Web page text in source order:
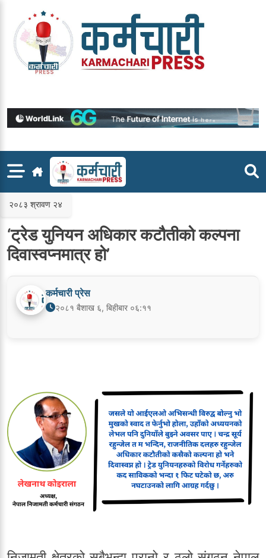
content
२०८३ श्रावण २४
‘ट्रेड युनियन अधिकार कटौतीको कल्पना
दिवास्वप्नमात्र हो’
कर्मचारी प्रेस
२०८१ बैशाख ६, बिहीबार ०६:११